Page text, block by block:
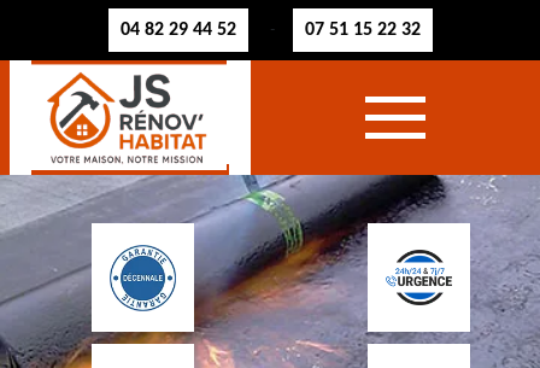
04 82 29 44 52 - 07 51 15 22 32